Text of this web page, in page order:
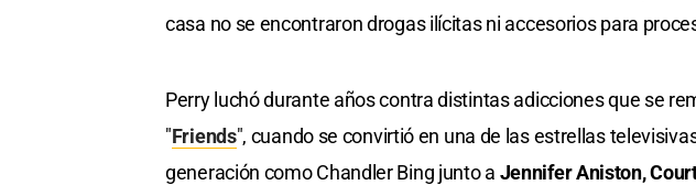
casa no se encontraron drogas ilícitas ni accesorios para
Perry luchó durante años contra distintas adicciones que se
"Friends", cuando se convirtió en una de las estrellas
generación como Chandler Bing junto a Jennifer Aniston,